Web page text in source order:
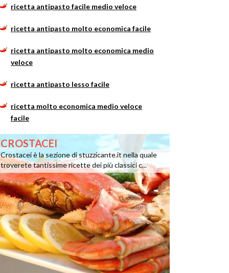
ricetta antipasto facile medio veloce
ricetta antipasto molto economica facile
ricetta antipasto molto economica medio
veloce
ricetta antipasto lesso facile
ricetta molto economica medio veloce
facile
CROSTACEI
Crostacei è la sezione di stuzzicante.it nella quale
troverete tantissime ricette dei più classici c...